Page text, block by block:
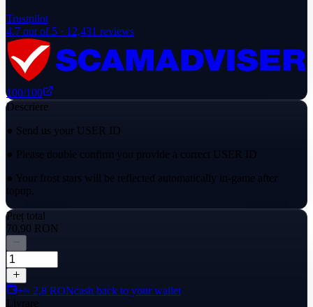
Trustpilot
4.7 out of 5 · 12,431 reviews
100/100
Descriere
● Send us your USER ID
● Please double confirm you provide a correct USER ID
● Your frost stars will be reflected automatically in-game after
topup.
Preț total
70,90 RON
+≈ 2,8 RONcash back to your wallet
Livrare